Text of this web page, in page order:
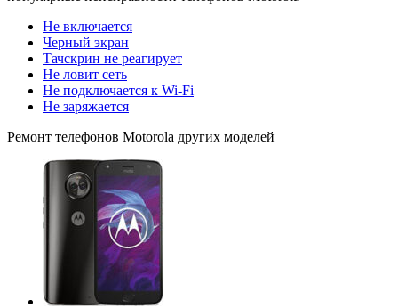
Не включается
Черный экран
Тачскрин не реагирует
Не ловит сеть
Не подключается к Wi-Fi
Не заряжается
Ремонт телефонов Motorola других моделей